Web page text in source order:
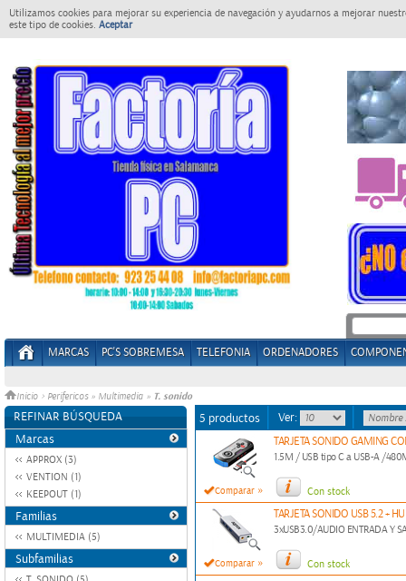
Utilizamos cookies para mejorar su experiencia de navegación y ayudarnos a mejorar
este tipo de cookies. Aceptar
MARCAS PC'S SOBREMESA TELEFONIA ORDENADORES
Inicio > Perifericos » Multimedia » T. sonido
REFINAR BÚSQUEDA
Marcas
APPROX (3)
VENTION (1)
KEEPOUT (1)
Familias
MULTIMEDIA (5)
Subfamilias
5 productos Ver:
Comparar »
TARJETA SONIDO GAMING
1.5M / USB tipo C a USB-A /
Con stock
Comparar »
TARJETA SONIDO USB 5.2 +
3xUSB3.0/AUDIO ENTRADA Y
Con stock